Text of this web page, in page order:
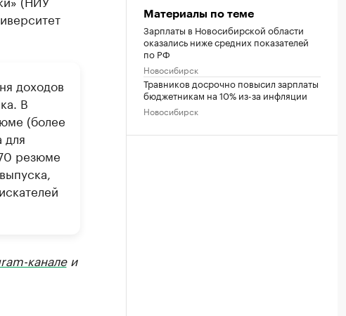
доходов
В
(более
для
резюме
каналеи
Материалы по теме
Зарплаты в Новосибирской области
оказались ниже средних показателей
по РФ
Новосибирск
Травников досрочно повысил зарплаты
бюджетникам на 10% из-за инфляции
Новосибирск